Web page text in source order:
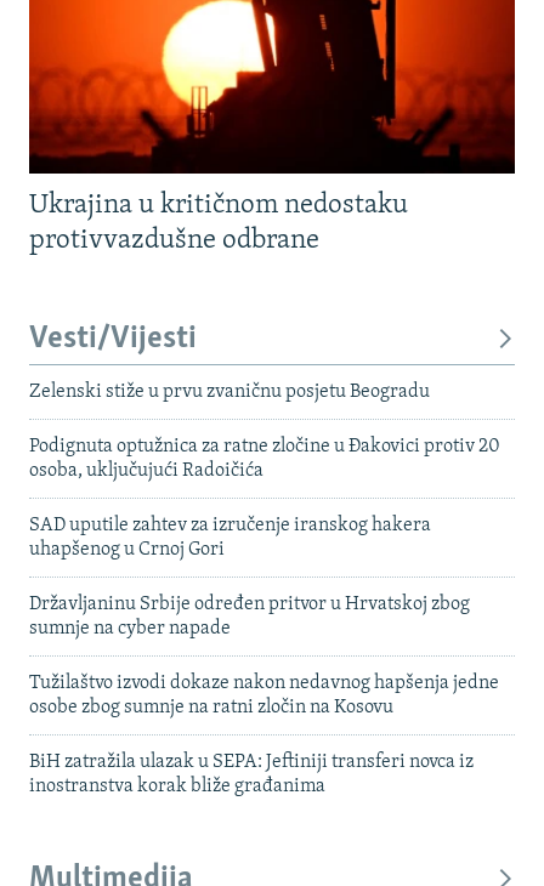
Ukrajina u kritičnom nedostaku
protivvazdušne odbrane
Vesti/Vijesti
Zelenski stiže u prvu zvaničnu posjetu Beogradu
Podignuta optužnica za ratne zločine u Đakovici protiv 20
osoba, uključujući Radoičića
SAD uputile zahtev za izručenje iranskog hakera
uhapšenog u Crnoj Gori
Državljaninu Srbije određen pritvor u Hrvatskoj zbog
sumnje na cyber napade
Tužilaštvo izvodi dokaze nakon nedavnog hapšenja jedne
osobe zbog sumnje na ratni zločin na Kosovu
BiH zatražila ulazak u SEPA: Jeftiniji transferi novca iz
inostranstva korak bliže građanima